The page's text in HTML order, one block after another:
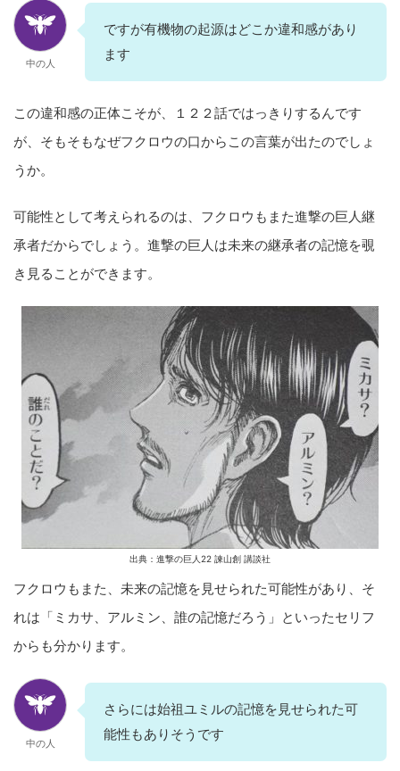
中の人
ですが有機物の起源はどこか違和感があり
ます
この違和感の正体こそが、１２２話ではっきりするんです
が、そもそもなぜフクロウの口からこの言葉が出たのでしょ
うか。
可能性として考えられるのは、フクロウもまた進撃の巨人継
承者だからでしょう。進撃の巨人は未来の継承者の記憶を覗
き見ることができます。
出典：進撃の巨人22 諫山創 講談社
フクロウもまた、未来の記憶を見せられた可能性があり、そ
れは「ミカサ、アルミン、誰の記憶だろう」といったセリフ
からも分かります。
中の人
さらには始祖ユミルの記憶を見せられた可
能性もありそうです